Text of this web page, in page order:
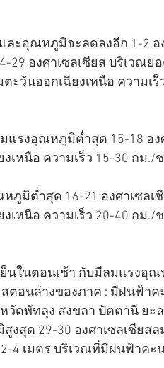
ละอุณหภูมิจะลดลงอีก 1-2
29 องศาเซลเซียส บริเว
ะวันออกเฉียงเหนือ ความเร็
แรงอุณหภูมิต่ำสุด 15-18 อง
เหนือ ความเร็ว 15-30 กม./
ภูมิต่ำสุด 16-21 องศาเซลเ
เหนือ ความเร็ว 20-40 กม./
นในตอนเช้า กับมีลมแรงอุ
สตอนล่างของภาค : มีฝนฟ้า
ดพัทลุง สงขลา ปัตตานี ย
งสุด 29-30 องศาเซลเซียส
4 เมตร บริเวณที่มีฝนฟ้าคะ